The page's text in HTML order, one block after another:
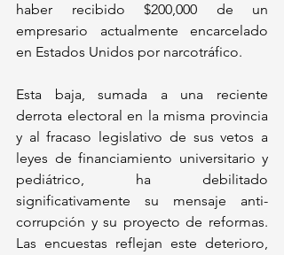
haber recibido $200,000 de un
empresario actualmente encarcelado
en Estados Unidos por narcotráfico.
Esta baja, sumada a una reciente
derrota electoral en la misma provincia
y al fracaso legislativo de sus vetos a
leyes de financiamiento universitario y
pediátrico, ha debilitado
significativamente su mensaje anti-
corrupción y su proyecto de reformas.
Las encuestas reflejan este deterioro,